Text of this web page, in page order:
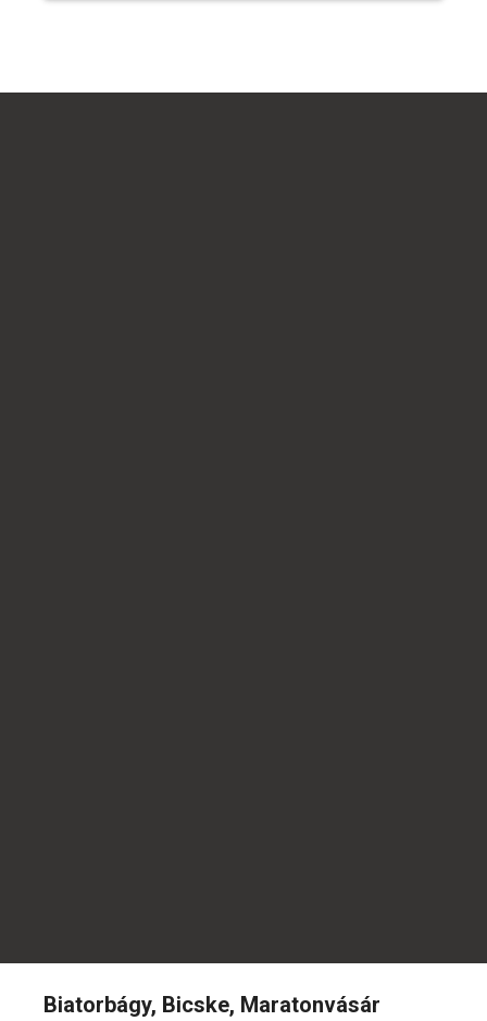
Biatorbágy, Bicske, Maratonvásár